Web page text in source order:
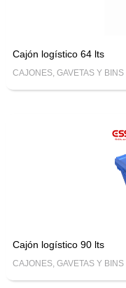
Cajón logístico 64 lts
CAJONES, GAVETAS Y BINS
Cajón logístico 90 lts
CAJONES, GAVETAS Y BINS